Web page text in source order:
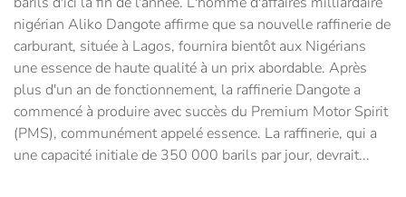
nigérian Aliko Dangote affirme que sa nouvelle raffinerie de
carburant, située à Lagos, fournira bientôt aux Nigérians
une essence de haute qualité à un prix abordable. Après
plus d'un an de fonctionnement, la raffinerie Dangote a
commencé à produire avec succès du Premium Motor Spirit
(PMS), communément appelé essence. La raffinerie, qui a
une capacité initiale de 350 000 barils par jour, devrait...